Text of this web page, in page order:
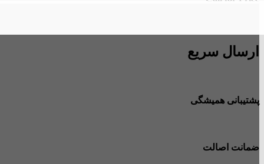
ارسال سریع
پشتیبانی همیشگی
ضمانت اصالت